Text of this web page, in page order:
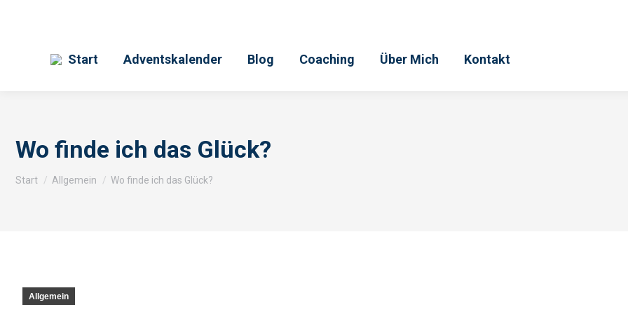
Start Adventskalender Blog Coaching Über Mich Kontakt
Wo finde ich das Glück?
Start Allgemein Wo finde ich das Glück?
Allgemein